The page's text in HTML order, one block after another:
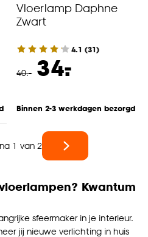
Vloerlamp Daphne
Zwart
4.1 (31)
40.- 34.
-
Binnen 2-3 werkdagen bezorgd
1 van 2
Kwantum
sfeermaker in je interieur.
jij nieuwe verlichting in huis